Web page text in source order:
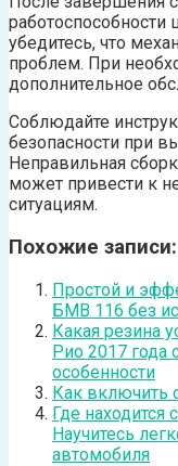
работоспособности
убедитесь, что
проблем. При
дополнительное
Соблюдайте
безопасности при
Неправильная
может привести к
ситуациям.
Похожие записи:
Простой и
БМВ 116 без
Какая резина
Рио 2017 года
особенности
Как включить
Где находится
Научитесь
автомобиля